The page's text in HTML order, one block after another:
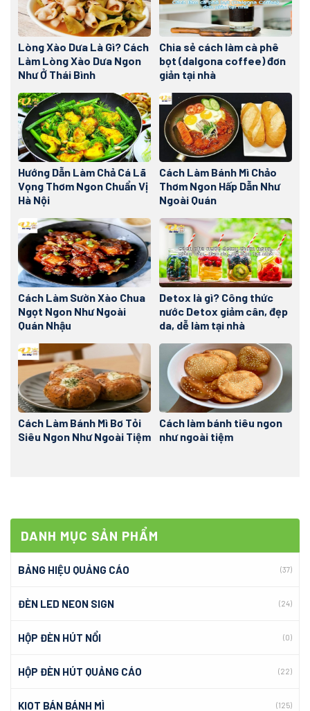
DANH MỤC SẢN PHẨM
BẢNG HIỆU QUẢNG CÁO (37)
ĐÈN LED NEON SIGN (24)
HỘP ĐÈN HÚT NỔI (0)
HỘP ĐÈN HÚT QUẢNG CÁO (22)
KIOT BÁN BÁNH MÌ (125)
Lòng Xào Dưa Là Gì? Cách
Làm Lòng Xào Dưa Ngon
Như Ở Thái Bình
Chia sẻ cách làm cà phê
bọt (dalgona coffee) đơn
giản tại nhà
Hướng Dẫn Làm Chả Cá Lã
Vọng Thơm Ngon Chuẩn Vị
Hà Nội
Cách Làm Bánh Mì Chảo
Thơm Ngon Hấp Dẫn Như
Ngoài Quán
Cách Làm Sườn Xào Chua
Ngọt Ngon Như Ngoài
Quán Nhậu
Detox là gì? Công thức
nước Detox giảm cân, đẹp
da, dễ làm tại nhà
Cách Làm Bánh Mì Bơ Tỏi
Siêu Ngon Như Ngoài Tiệm
Cách làm bánh tiêu ngon
như ngoài tiệm